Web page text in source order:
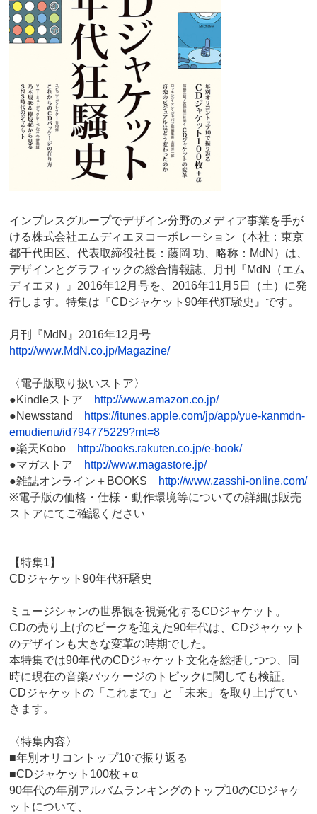
インプレスグループでデザイン分野のメディア事業を手が
ける株式会社エムディエヌコーポレーション（本社：東京
都千代田区、代表取締役社長：藤岡 功、略称：MdN）は、
デザインとグラフィックの総合情報誌、月刊『MdN（エム
ディエヌ）』2016年12月号を、2016年11月5日（土）に発
行します。特集は『CDジャケット90年代狂騒史』です。
月刊『MdN』2016年12月号
http://www.MdN.co.jp/Magazine/
〈電子版取り扱いストア〉
●Kindleストア
http://www.amazon.co.jp/
●Newsstand
https://itunes.apple.com/jp/app/yue-kanmdn-
emudienu/id794775229?mt=8
●楽天Kobo
http://books.rakuten.co.jp/e-book/
●マガストア
http://www.magastore.jp/
●雑誌オンライン＋BOOKS
http://www.zasshi-online.com/
※電子版の価格・仕様・動作環境等についての詳細は販売
ストアにてご確認ください
【特集1】
CDジャケット90年代狂騒史
ミュージシャンの世界観を視覚化するCDジャケット。
CDの売り上げのピークを迎えた90年代は、CDジャケット
のデザインも大きな変革の時期でした。
本特集では90年代のCDジャケット文化を総括しつつ、同
時に現在の音楽パッケージのトピックに関しても検証。
CDジャケットの「これまで」と「未来」を取り上げてい
きます。
〈特集内容〉
■年別オリコントップ10で振り返る
■CDジャケット100枚＋α
90年代の年別アルバムランキングのトップ10のCDジャケ
ットについて、